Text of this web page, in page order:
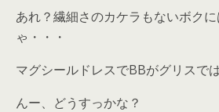
あれ？繊細さのカケラもないボク
ゃ・・・
マグシールドレスでBBがグリスで
んー、どうすっかな？